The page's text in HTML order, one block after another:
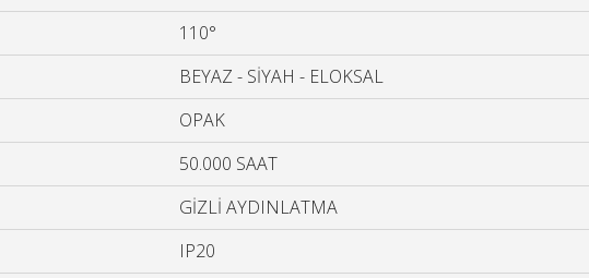
110°
BEYAZ - SİYAH - ELOKSAL
OPAK
50.000 SAAT
GİZLİ AYDINLATMA
IP20